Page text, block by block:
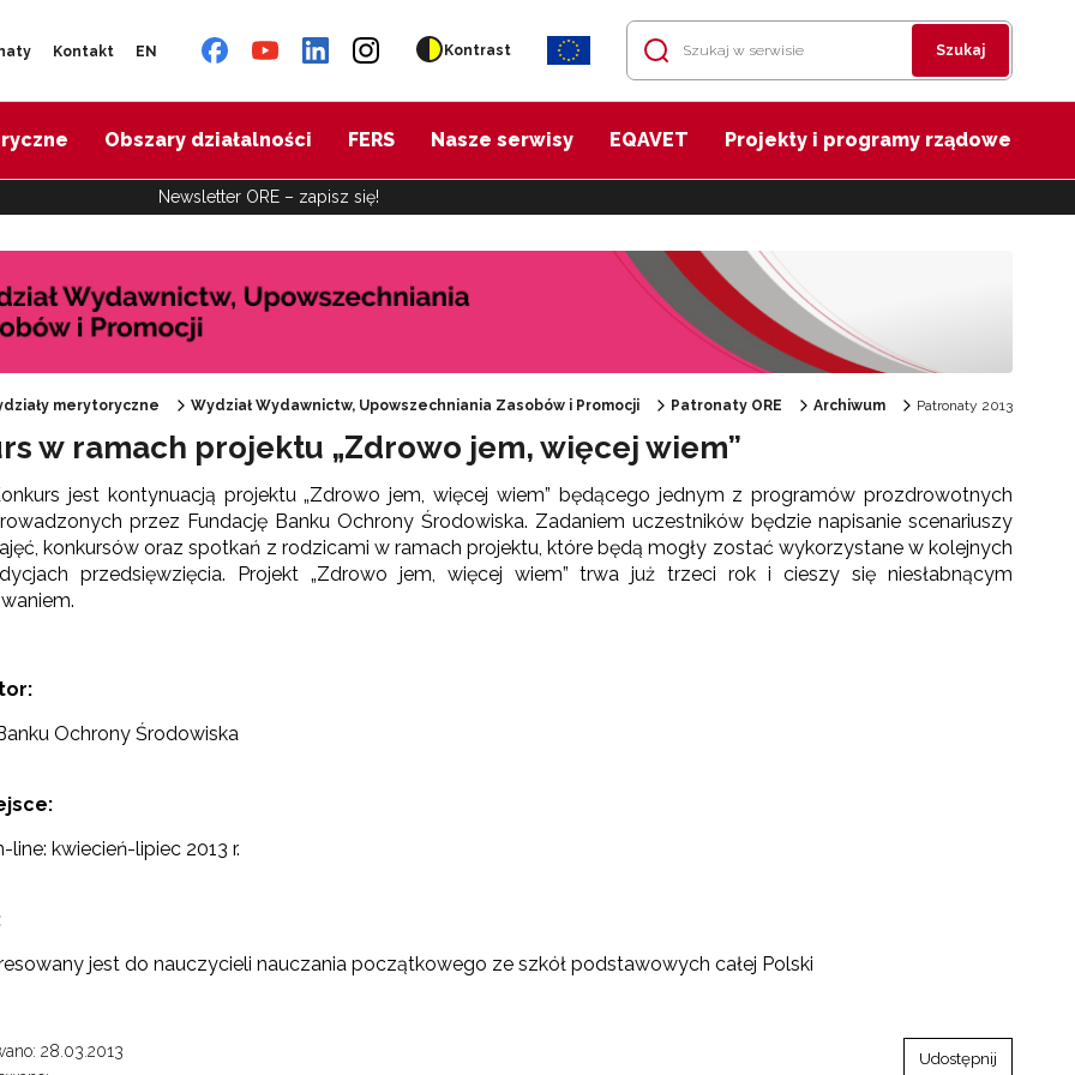
Kontakt EN Kontrast Szukaj
Obszary działalności FERS Nasze serwisy EQAVET Projekty i programy rządowe
Newsletter ORE – zapisz się!
informacyjne ORE"
ORE"
merytoryczne Wydział Wydawnictw, Upowszechniania Zasobów i Promocji Patronaty ORE Archiwum Patronaty 2013
w ramach projektu „Zdrowo jem, więcej wiem”
jest kontynuacją projektu „Zdrowo jem, więcej wiem” będącego jednym z programów prozdrowotnych
przez Fundację Banku Ochrony Środowiska. Zadaniem uczestników będzie napisanie scenariuszy
konkursów oraz spotkań z rodzicami w ramach projektu, które będą mogły zostać wykorzystane w kolejnych
przedsięwzięcia. Projekt „Zdrowo jem, więcej wiem” trwa już trzeci rok i cieszy się niesłabnącym
Ochrony Środowiska
line: kwiecień-lipiec 2013 r.
jest do nauczycieli nauczania początkowego ze szkół podstawowych całej Polski
28.03.2013
Udostępnij